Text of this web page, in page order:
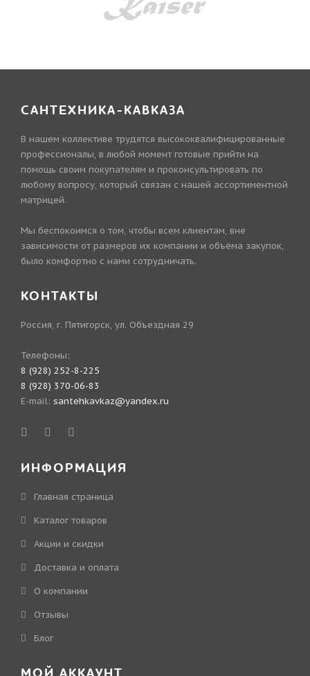
САНТЕХНИКА-КАВКАЗА
В нашем коллективе трудятся высококвалифицированные
профессионалы, в любой момент готовые прийти на
помощь своим покупателям и проконсультировать по
любому вопросу, который связан с нашей ассортиментной
матрицей.
Мы беспокоимся о том, чтобы всем клиентам, вне
зависимости от размеров их компании и объёма закупок,
было комфортно с нами сотрудничать.
КОНТАКТЫ
Россия, г. Пятигорск, ул. Объездная 29
Телефоны:
8 (928) 252-8-225
8 (928) 370-06-83
E-mail: santehkavkaz@yandex.ru
ИНФОРМАЦИЯ
Главная страница
Каталог товаров
Акции и скидки
Доставка и оплата
О компании
Отзывы
Блог